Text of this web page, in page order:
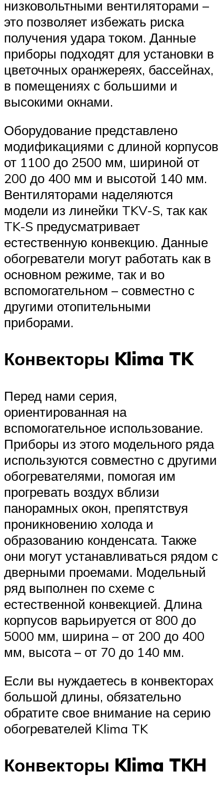
низковольтными вентиляторами –
это позволяет избежать риска
получения удара током. Данные
приборы подходят для установки в
цветочных оранжереях, бассейнах,
в помещениях с большими и
высокими окнами.
Оборудование представлено
модификациями с длиной корпусов
от 1100 до 2500 мм, шириной от
200 до 400 мм и высотой 140 мм.
Вентиляторами наделяются
модели из линейки TKV-S, так как
TK-S предусматривает
естественную конвекцию. Данные
обогреватели могут работать как в
основном режиме, так и во
вспомогательном – совместно с
другими отопительными
приборами.
Конвекторы Klima TK
Перед нами серия,
ориентированная на
вспомогательное использование.
Приборы из этого модельного ряда
используются совместно с другими
обогревателями, помогая им
прогревать воздух вблизи
панорамных окон, препятствуя
проникновению холода и
образованию конденсата. Также
они могут устанавливаться рядом с
дверными проемами. Модельный
ряд выполнен по схеме с
естественной конвекцией. Длина
корпусов варьируется от 800 до
5000 мм, ширина – от 200 до 400
мм, высота – от 70 до 140 мм.
Если вы нуждаетесь в конвекторах
большой длины, обязательно
обратите свое внимание на серию
обогревателей Klima TK
Конвекторы Klima TKH